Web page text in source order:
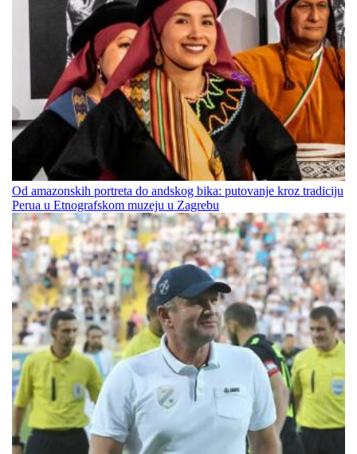
Od amazonskih portreta do andskog bika: putovanje kroz tradiciju
Perua u Etnografskom muzeju u Zagrebu